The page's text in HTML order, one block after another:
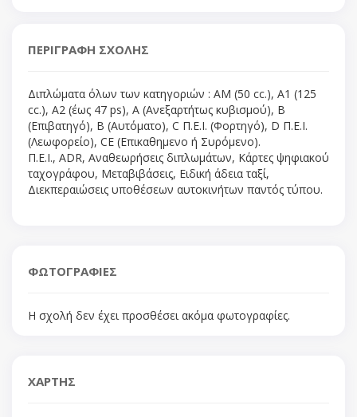
ΠΕΡΙΓΡΑΦΗ ΣΧΟΛΗΣ
Διπλώματα όλων των κατηγοριών : AM (50 cc.), A1 (125
cc.), A2 (έως 47 ps), A (Ανεξαρτήτως κυβισμού), B
(Επιβατηγό), Β (Αυτόματο), C Π.Ε.Ι. (Φορτηγό), D Π.Ε.Ι.
(Λεωφορείο), CE (Επικαθημενο ή Συρόμενο).
Π.Ε.Ι., ADR, Αναθεωρήσεις διπλωμάτων, Κάρτες ψηφιακού
ταχογράφου, Μεταβιβάσεις, Ειδική άδεια ταξί,
Διεκπεραιώσεις υποθέσεων αυτοκινήτων παντός τύπου.
ΦΩΤΟΓΡΑΦΙΕΣ
Η σχολή δεν έχει προσθέσει ακόμα φωτογραφίες.
ΧΑΡΤΗΣ